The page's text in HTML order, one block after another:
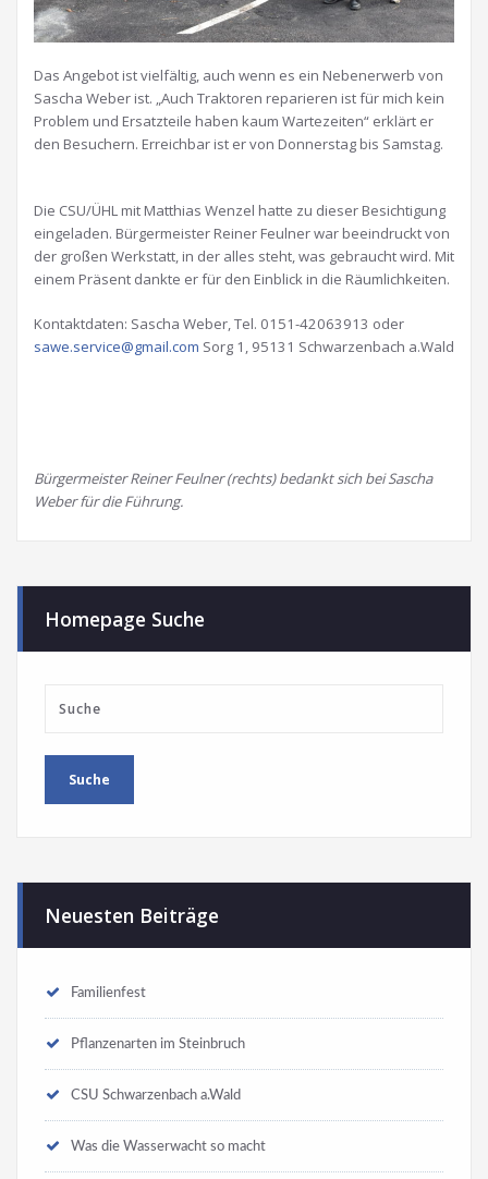
Das Angebot ist vielfältig, auch wenn es ein Nebenerwerb von
Sascha Weber ist. „Auch Traktoren reparieren ist für mich kein
Problem und Ersatzteile haben kaum Wartezeiten“ erklärt er
den Besuchern. Erreichbar ist er von Donnerstag bis Samstag.
Die CSU/ÜHL mit Matthias Wenzel hatte zu dieser Besichtigung
eingeladen. Bürgermeister Reiner Feulner war beeindruckt von
der großen Werkstatt, in der alles steht, was gebraucht wird. Mit
einem Präsent dankte er für den Einblick in die Räumlichkeiten.
Kontaktdaten: Sascha Weber, Tel. 0151-42063913 oder
sawe.service@gmail.com Sorg 1, 95131 Schwarzenbach a.Wald
Bürgermeister Reiner Feulner (rechts) bedankt sich bei Sascha
Weber für die Führung.
Homepage Suche
Neuesten Beiträge
Familienfest
Pflanzenarten im Steinbruch
CSU Schwarzenbach a.Wald
Was die Wasserwacht so macht